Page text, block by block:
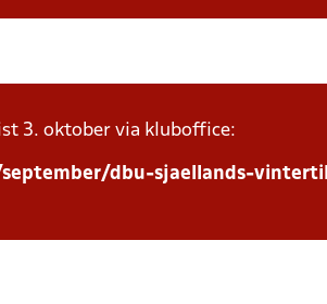
3. oktober via kluboffice:
dbu-sjaellands-